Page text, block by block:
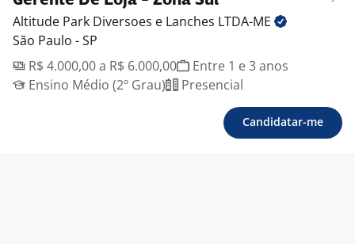
Altitude Park Diversoes e Lanches LTDA-ME
São Paulo - SP
R$ 4.000,00 a R$ 6.000,00
Entre 1 e 3 anos
Ensino Médio (2º Grau)
Presencial
Candidatar-me